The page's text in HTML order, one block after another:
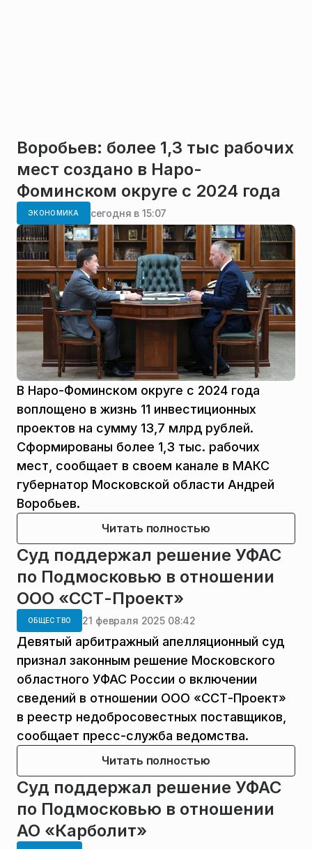
Воробьев: более 1,3 тыс рабочих
мест создано в Наро-
Фоминском округе с 2024 года
ЭКОНОМИКА сегодня в 15:07
В Наро-Фоминском округе с 2024 года
воплощено в жизнь 11 инвестиционных
проектов на сумму 13,7 млрд рублей.
Сформированы более 1,3 тыс. рабочих
мест, сообщает в своем канале в МАКС
губернатор Московской области Андрей
Воробьев.
Читать полностью
Суд поддержал решение УФАС
по Подмосковью в отношении
ООО «ССТ-Проект»
ОБЩЕСТВО 21 февраля 2025 08:42
Девятый арбитражный апелляционный суд
признал законным решение Московского
областного УФАС России о включении
сведений в отношении ООО «ССТ-Проект»
в реестр недобросовестных поставщиков,
сообщает пресс-служба ведомства.
Читать полностью
Суд поддержал решение УФАС
по Подмосковью в отношении
АО «Карболит»